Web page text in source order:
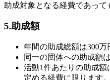
助成対象となる経費であって
5.助成額
年間の助成総額は300万
同一の団体への助成額
活動1件あたりの助成
定める経費に限ります。